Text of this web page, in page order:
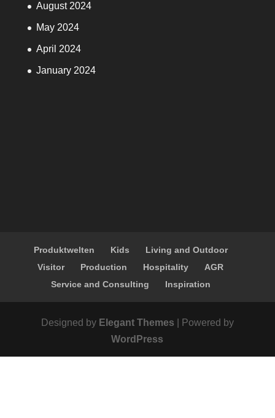
August 2024
May 2024
April 2024
January 2024
Produktwelten Kids
Living and Outdoor
Visitor
Production Hospitality
AGR
Service and Consulting
Inspiration
Designed by Elegant Themes | Powered by
WordPress